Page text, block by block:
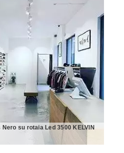
LE PRODUCTO ILLUMINAZIONE
Nero su rotaia Led 3500 KELVIN